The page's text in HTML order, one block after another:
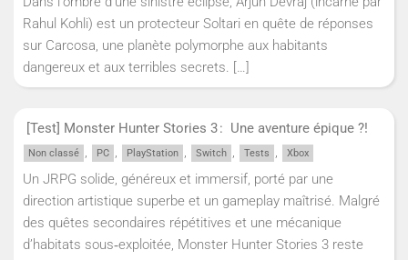
Rahul Kohli) est un protecteur Soltari en quête de réponses
sur Carcosa, une planète polymorphe aux habitants
dangereux et aux terribles secrets. […]
[Test] Monster Hunter Stories 3 : Une aventure épique ?!
Non classé , PC , PlayStation , Switch , Tests , Xbox
Un JRPG solide, généreux et immersif, porté par une
direction artistique superbe et un gameplay maîtrisé. Malgré
des quêtes secondaires répétitives et une mécanique
d’habitats sous‑exploitée, Monster Hunter Stories 3 reste